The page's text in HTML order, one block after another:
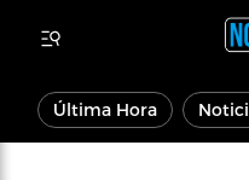
Última Hora